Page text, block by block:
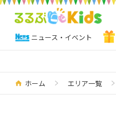
ニュース・イベント
ホーム エリア一覧